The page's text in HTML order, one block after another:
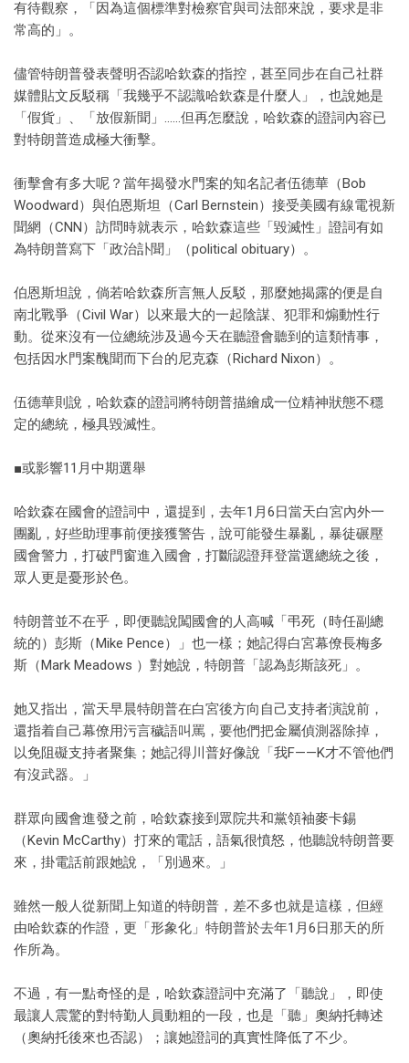
有待觀察，「因為這個標準對檢察官與司法部來說，要求是非
常高的」。
儘管特朗普發表聲明否認哈欽森的指控，甚至同步在自己社群
媒體貼文反駁稱「我幾乎不認識哈欽森是什麼人」，也說她是
「假貨」、「放假新聞」……但再怎麼說，哈欽森的證詞內容已
對特朗普造成極大衝擊。
衝擊會有多大呢？當年揭發水門案的知名記者伍德華（Bob
Woodward）與伯恩斯坦（Carl Bernstein）接受美國有線電視新
聞網（CNN）訪問時就表示，哈欽森這些「毀滅性」證詞有如
為特朗普寫下「政治訃聞」（political obituary）。
伯恩斯坦說，倘若哈欽森所言無人反駁，那麼她揭露的便是自
南北戰爭（Civil War）以來最大的一起陰謀、犯罪和煽動性行
動。從來沒有一位總統涉及過今天在聽證會聽到的這類情事，
包括因水門案醜聞而下台的尼克森（Richard Nixon）。
伍德華則說，哈欽森的證詞將特朗普描繪成一位精神狀態不穩
定的總統，極具毀滅性。
■或影響11月中期選舉
哈欽森在國會的證詞中，還提到，去年1月6日當天白宮內外一
團亂，好些助理事前便接獲警告，說可能發生暴亂，暴徒碾壓
國會警力，打破門窗進入國會，打斷認證拜登當選總統之後，
眾人更是憂形於色。
特朗普並不在乎，即便聽說闖國會的人高喊「弔死（時任副總
統的）彭斯（Mike Pence）」也一樣；她記得白宮幕僚長梅多
斯（Mark Meadows ）對她說，特朗普「認為彭斯該死」。
她又指出，當天早晨特朗普在白宮後方向自己支持者演說前，
還指着自己幕僚用污言穢語叫罵，要他們把金屬偵測器除掉，
以免阻礙支持者聚集；她記得川普好像說「我F——K才不管他們
有沒武器。」
群眾向國會進發之前，哈欽森接到眾院共和黨領袖麥卡錫
（Kevin McCarthy）打來的電話，語氣很憤怒，他聽說特朗普要
來，掛電話前跟她說，「別過來。」
雖然一般人從新聞上知道的特朗普，差不多也就是這樣，但經
由哈欽森的作證，更「形象化」特朗普於去年1月6日那天的所
作所為。
不過，有一點奇怪的是，哈欽森證詞中充滿了「聽說」，即使
最讓人震驚的對特勤人員動粗的一段，也是「聽」奧納托轉述
（奧納托後來也否認）；讓她證詞的真實性降低了不少。